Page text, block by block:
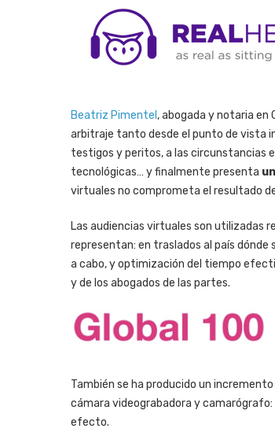
Beatriz Pimentel , abogada y notaria en
arbitraje tanto desde el punto de vista
testigos y peritos, a las circunstancias
tecnológicas… y finalmente presenta
virtuales no comprometa el resultado
Las audiencias virtuales son utilizadas
representan: en traslados al país
a cabo, y optimización del tiempo
y de los abogados de las partes.
También se ha producido un
cámara videograbadora y
efecto.